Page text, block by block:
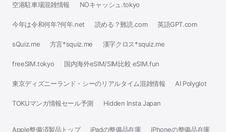
空港駐車場混雑情報 NOキャッシュ.tokyo
今年は令和何年?何年.net 読める？難読.com 英語GPT.com
sQuiz.me 方言*squiz.me 漢字クロス*squiz.me
freeSIM.tokyo 国内海外eSIM/SIM比較 eSIM.fun
東京ディズニーランド・シーのリアルタイム混雑情報 AI Polyglot
TOKUマンガ情報セール予測 Hidden Insta Japan
Apple整備済製品トップ iPadの整備品在庫 iPhoneの整備品在庫